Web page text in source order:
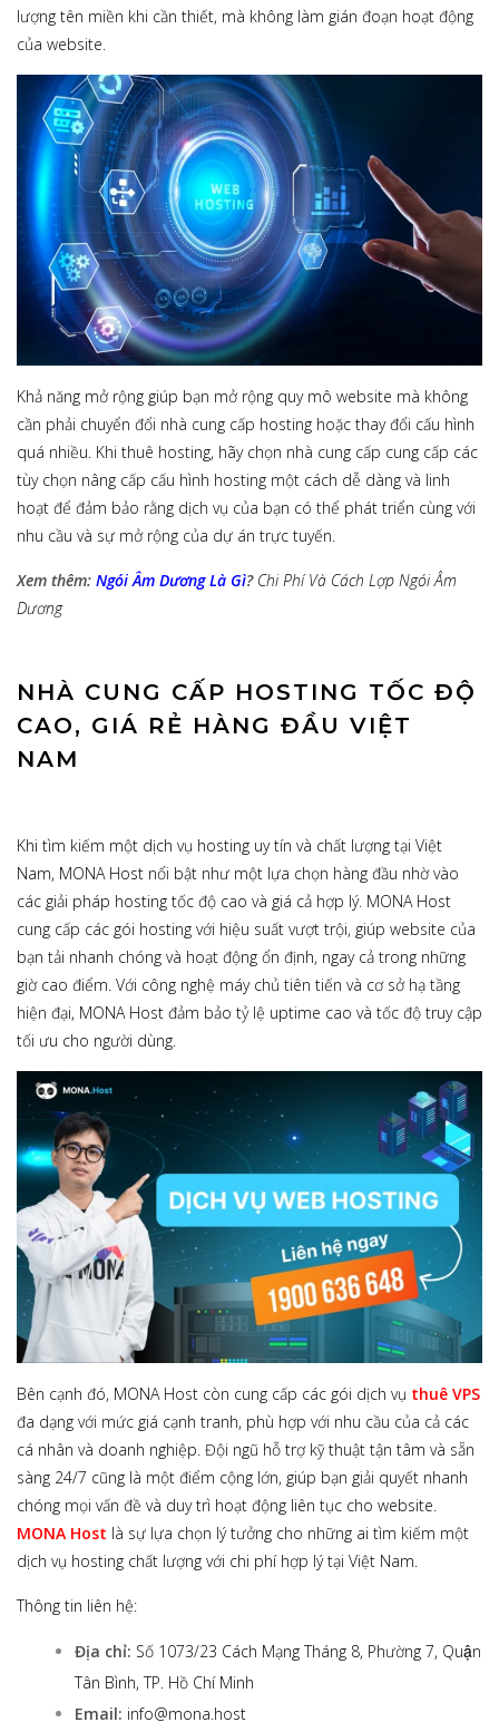
lượng tên miền khi cần thiết, mà không làm gián đoạn hoạt động
của website.
Khả năng mở rộng giúp bạn mở rộng quy mô website mà không
cần phải chuyển đổi nhà cung cấp hosting hoặc thay đổi cấu hình
quá nhiều. Khi thuê hosting, hãy chọn nhà cung cấp cung cấp các
tùy chọn nâng cấp cấu hình hosting một cách dễ dàng và linh
hoạt để đảm bảo rằng dịch vụ của bạn có thể phát triển cùng với
nhu cầu và sự mở rộng của dự án trực tuyến.
Xem thêm: Ngói Âm Dương Là Gì?Chi Phí Và Cách Lợp Ngói Âm
Dương
NHÀ CUNG CẤP HOSTING TỐC ĐỘ
CAO, GIÁ RẺ HÀNG ĐẦU VIỆT
NAM
Khi tìm kiếm một dịch vụ hosting uy tín và chất lượng tại Việt
Nam, MONA Host nổi bật như một lựa chọn hàng đầu nhờ vào
các giải pháp hosting tốc độ cao và giá cả hợp lý. MONA Host
cung cấp các gói hosting với hiệu suất vượt trội, giúp website của
bạn tải nhanh chóng và hoạt động ổn định, ngay cả trong những
giờ cao điểm. Với công nghệ máy chủ tiên tiến và cơ sở hạ tầng
hiện đại, MONA Host đảm bảo tỷ lệ uptime cao và tốc độ truy cập
tối ưu cho người dùng.
Bên cạnh đó, MONA Host còn cung cấp các gói dịch vụ thuê VPS
đa dạng với mức giá cạnh tranh, phù hợp với nhu cầu của cả các
cá nhân và doanh nghiệp. Đội ngũ hỗ trợ kỹ thuật tận tâm và sẵn
sàng 24/7 cũng là một điểm cộng lớn, giúp bạn giải quyết nhanh
chóng mọi vấn đề và duy trì hoạt động liên tục cho website.
MONA Host là sự lựa chọn lý tưởng cho những ai tìm kiếm một
dịch vụ hosting chất lượng với chi phí hợp lý tại Việt Nam.
Thông tin liên hệ:
Địa chỉ: Số 1073/23 Cách Mạng Tháng 8, Phường 7, Quận
Tân Bình, TP. Hồ Chí Minh
Email: info@mona.host